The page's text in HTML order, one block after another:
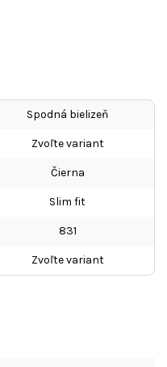
Spodná bielizeň
Zvoľte variant
Čierna
Slim fit
831
Zvoľte variant